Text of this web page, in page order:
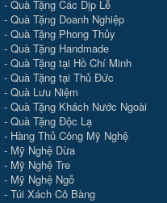
- Quà Tặng Các Dịp Lễ
- Quà Tặng Doanh Nghiệp
- Quà Tặng Phong Thủy
- Quà Tặng Handmade
- Quà Tặng tại Hồ Chí Minh
- Quà Tặng tại Thủ Đức
- Quà Lưu Niệm
- Quà Tặng Khách Nước Ngoài
- Quà Tặng Độc Lạ
- Hàng Thủ Công Mỹ Nghệ
- Mỹ Nghệ Dừa
- Mỹ Nghệ Tre
- Mỹ Nghệ Ngỗ
- Túi Xách Cỏ Bàng